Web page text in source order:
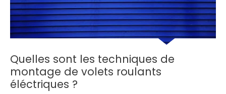
Quelles sont les techniques de
montage de volets roulants
éléctriques ?